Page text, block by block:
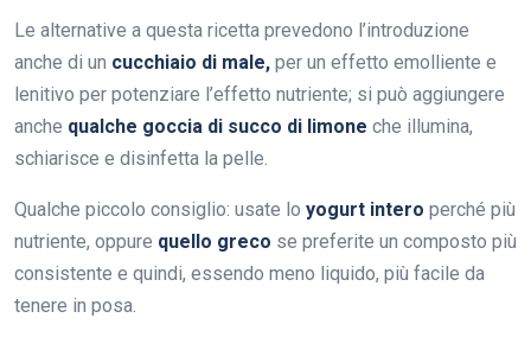
Le alternative a questa ricetta prevedono l’introduzione
anche di un cucchiaio di male, per un effetto emolliente e
lenitivo per potenziare l’effetto nutriente; si può aggiungere
anche qualche goccia di succo di limone che illumina,
schiarisce e disinfetta la pelle.
Qualche piccolo consiglio: usate lo yogurt intero perché più
nutriente, oppure quello greco se preferite un composto più
consistente e quindi, essendo meno liquido, più facile da
tenere in posa.